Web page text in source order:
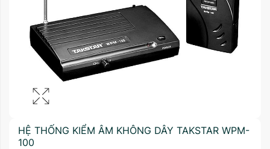
HỆ THỐNG KIỂM ÂM KHÔNG DÂY TAKSTAR WPM-
100